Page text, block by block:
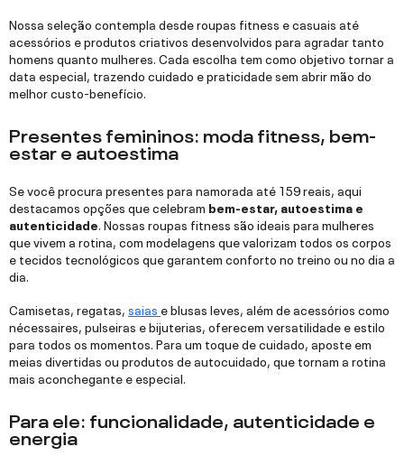
Nossa seleção contempla desde roupas fitness e casuais até
acessórios e produtos criativos desenvolvidos para agradar tanto
homens quanto mulheres. Cada escolha tem como objetivo tornar a
data especial, trazendo cuidado e praticidade sem abrir mão do
melhor custo-benefício.
Presentes femininos: moda fitness, bem-
estar e autoestima
Se você procura presentes para namorada até 159 reais, aqui
destacamos opções que celebram bem-estar, autoestima e
autenticidade . Nossas roupas fitness são ideais para mulheres
que vivem a rotina, com modelagens que valorizam todos os corpos
e tecidos tecnológicos que garantem conforto no treino ou no dia a
dia.
Camisetas, regatas, saias e blusas leves, além de acessórios como
nécessaires, pulseiras e bijuterias, oferecem versatilidade e estilo
para todos os momentos. Para um toque de cuidado, aposte em
meias divertidas ou produtos de autocuidado, que tornam a rotina
mais aconchegante e especial.
Para ele: funcionalidade, autenticidade e
energia